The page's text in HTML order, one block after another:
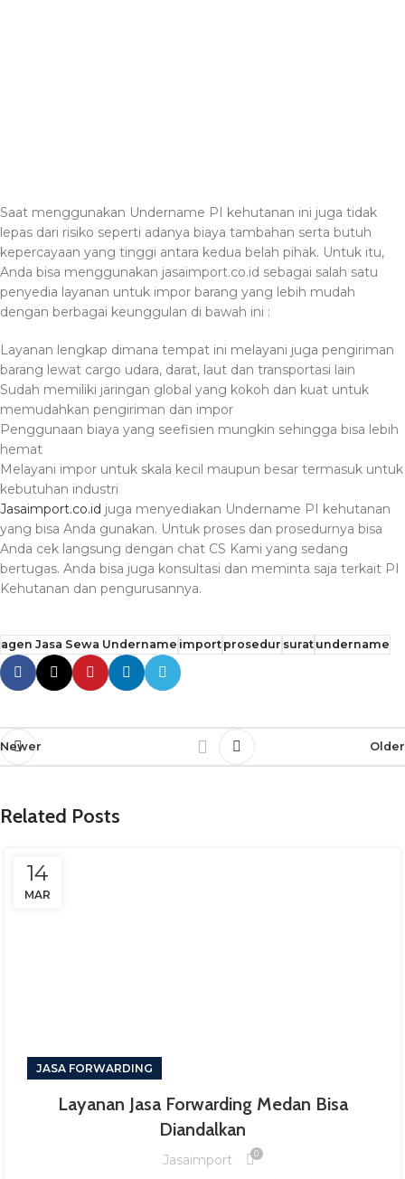
Saat menggunakan Undername PI kehutanan ini juga tidak
lepas dari risiko seperti adanya biaya tambahan serta butuh
kepercayaan yang tinggi antara kedua belah pihak. Untuk itu,
Anda bisa menggunakan jasaimport.co.id sebagai salah satu
penyedia layanan untuk impor barang yang lebih mudah
dengan berbagai keunggulan di bawah ini :
Layanan lengkap dimana tempat ini melayani juga pengiriman
barang lewat cargo udara, darat, laut dan transportasi lain
Sudah memiliki jaringan global yang kokoh dan kuat untuk
memudahkan pengiriman dan impor
Penggunaan biaya yang seefisien mungkin sehingga bisa lebih
hemat
Melayani impor untuk skala kecil maupun besar termasuk untuk
kebutuhan industri
Jasaimport.co.id juga menyediakan Undername PI kehutanan
yang bisa Anda gunakan. Untuk proses dan prosedurnya bisa
Anda cek langsung dengan chat CS Kami yang sedang
bertugas. Anda bisa juga konsultasi dan meminta saja terkait PI
Kehutanan dan pengurusannya.
agen Jasa Sewa Undername importprosedur suratundername
Newer Older
Related Posts
14
MAR
JASA FORWARDING
Layanan Jasa Forwarding Medan Bisa
Diandalkan
Jasaimport 0